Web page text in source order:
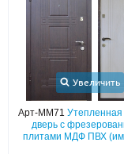
Увеличить
Арт-ММ71 Утепленная
дверь с
плитами МДФ ПВХ